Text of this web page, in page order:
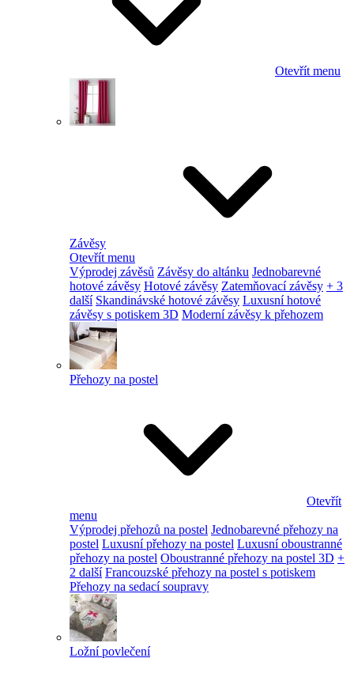
Otevřít menu
Závěsy
Otevřít menu
Výprodej závěsů Závěsy do altánku Jednobarevné
hotové závěsy Hotové závěsy Zatemňovací závěsy + 3
další Skandinávské hotové závěsy Luxusní hotové
závěsy s potiskem 3D Moderní závěsy k přehozem
Přehozy na postel
Otevřít
menu
Výprodej přehozů na postel Jednobarevné přehozy na
postel Luxusní přehozy na postel Luxusní oboustranné
přehozy na postel Oboustranné přehozy na postel 3D +
2 další Francouzské přehozy na postel s potiskem
Přehozy na sedací soupravy
Ložní povlečení